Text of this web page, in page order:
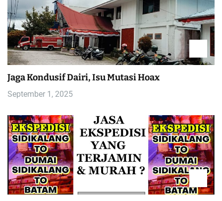
Jaga Kondusif Dairi, Isu Mutasi Hoax
September 1, 2025